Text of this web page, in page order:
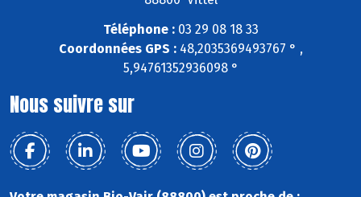
Téléphone :03 29 08 18 33
Coordonnées GPS :48,2035369493767 ° ,
5,94761352936098 °
Nous suivre sur